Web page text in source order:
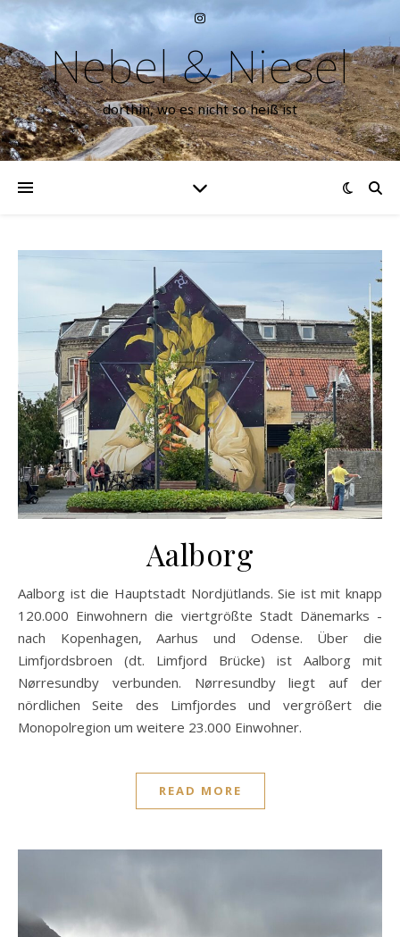
Nebel & Niesel
dorthin, wo es nicht so heiß ist
Aalborg
Aalborg ist die Hauptstadt Nordjütlands. Sie ist mit knapp
120.000 Einwohnern die viertgrößte Stadt Dänemarks -
nach Kopenhagen, Aarhus und Odense. Über die
Limfjordsbroen (dt. Limfjord Brücke) ist Aalborg mit
Nørresundby verbunden. Nørresundby liegt auf der
nördlichen Seite des Limfjordes und vergrößert die
Monopolregion um weitere 23.000 Einwohner.
READ MORE